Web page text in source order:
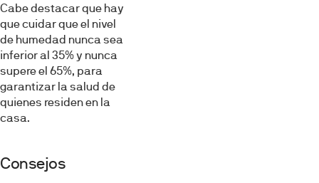
Cabe destacar que hay
que cuidar que el nivel
de humedad nunca sea
inferior al 35% y nunca
supere el 65%, para
garantizar la salud de
quienes residen en la
casa.
Consejos